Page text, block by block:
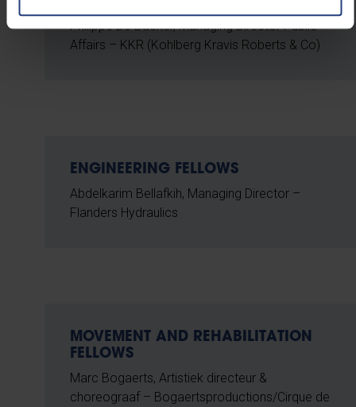
Philippe De Backer, Managing Director Public
Affairs – KKR (Kohlberg Kravis Roberts & Co)
ENGINEERING FELLOWS
Abdelkarim Bellafkih, Managing Director –
Flanders Hydraulics
MOVEMENT AND REHABILITATION
FELLOWS
Marc Bogaerts, Artistiek directeur &
choreograaf – Bogaertsproductions/Cirque de